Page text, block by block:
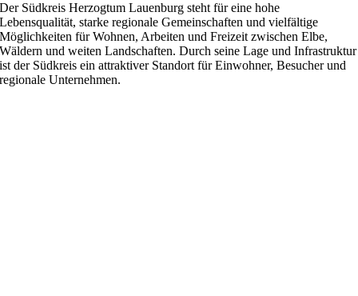
Der Südkreis Herzogtum Lauenburg steht für eine hohe
Lebensqualität, starke regionale Gemeinschaften und vielfältige
Möglichkeiten für Wohnen, Arbeiten und Freizeit zwischen Elbe,
Wäldern und weiten Landschaften. Durch seine Lage und Infrastruktur
ist der Südkreis ein attraktiver Standort für Einwohner, Besucher und
regionale Unternehmen.